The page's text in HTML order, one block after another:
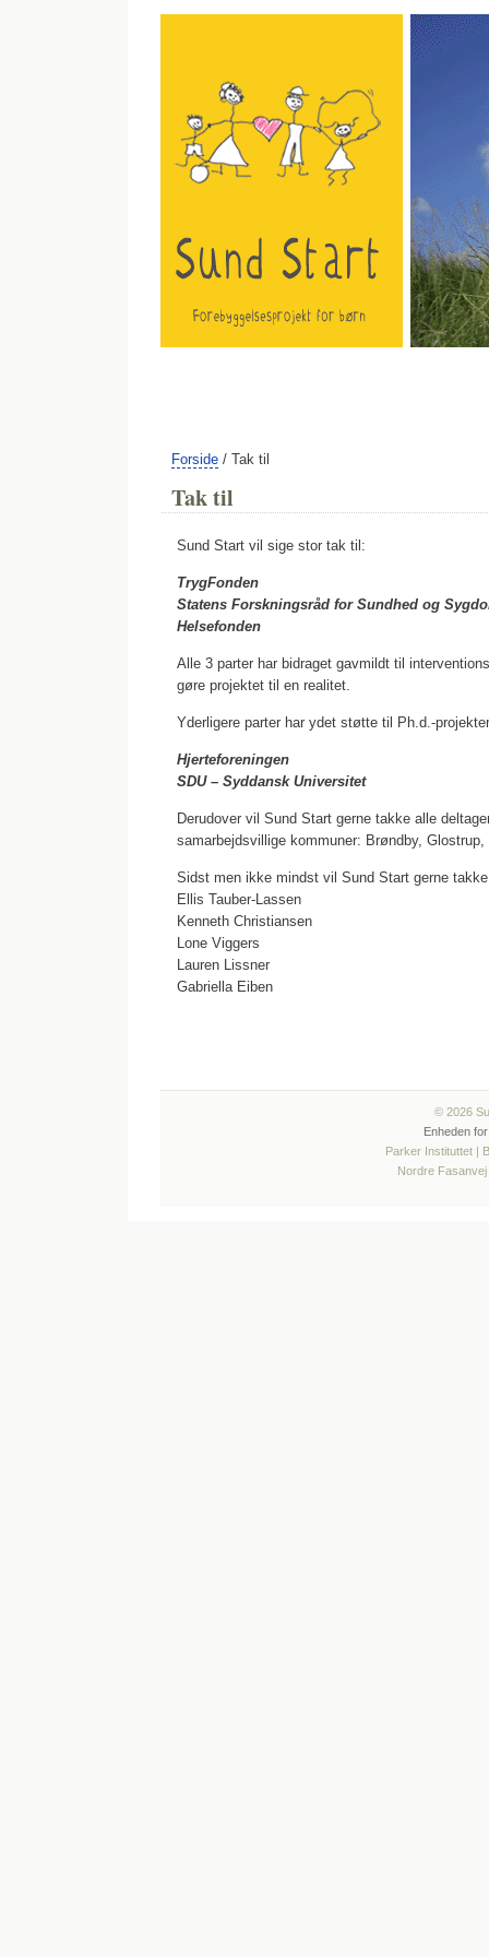
Forside/ Tak til
Tak til
Sund Start vil sige stor tak til:
TrygFonden
Statens Forskningsråd for Sundhed og
Helsefonden
Alle 3 parter har bidraget gavmildt til
gøre projektet til en realitet.
Yderligere parter har ydet støtte til Ph.d.-
Hjerteforeningen
SDU – Syddansk Universitet
Derudover vil Sund Start gerne takke alle
samarbejdsvillige kommuner: Brøndby,
Sidst men ikke mindst vil Sund Start gerne
Ellis Tauber-Lassen
Kenneth Christiansen
Lone Viggers
Lauren Lissner
Gabriella Eiben
© 2026
Enheden
Parker Instituttet |
Nordre